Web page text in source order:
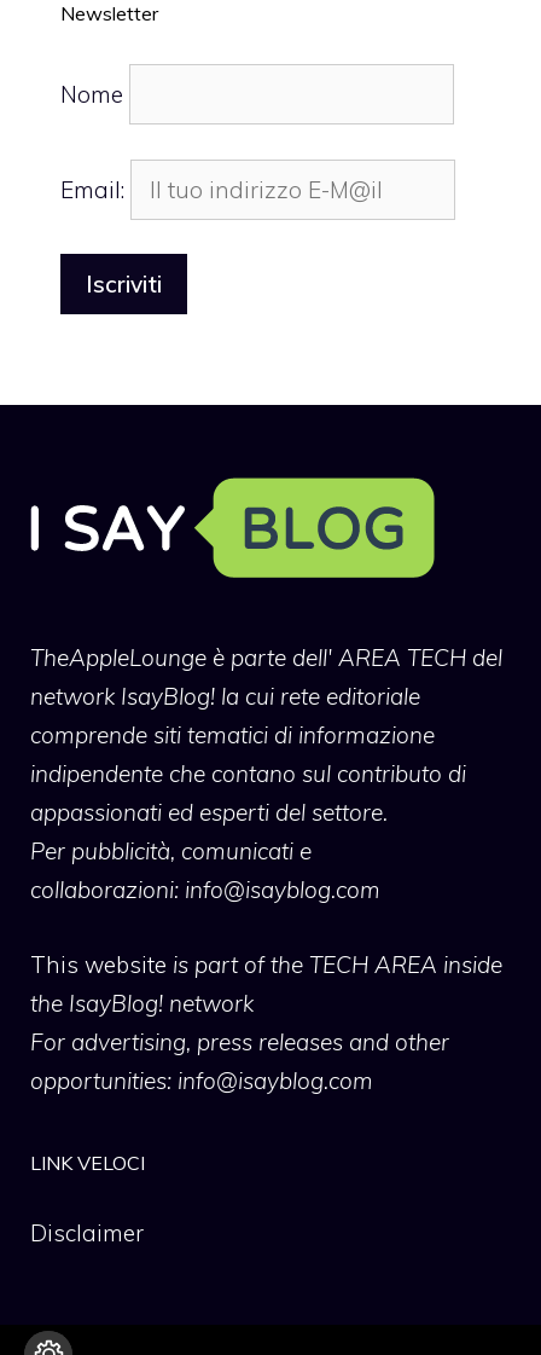
Newsletter
Nome
Email:
TheAppleLounge è parte dell' AREA TECH del
network IsayBlog! la cui rete editoriale
comprende siti tematici di informazione
indipendente che contano sul contributo di
appassionati ed esperti del settore.
Per pubblicità, comunicati e
collaborazioni: info@isayblog.com
This website is part of the TECH AREA inside
the IsayBlog! network
For advertising, press releases and other
opportunities: info@isayblog.com
LINK VELOCI
Disclaimer